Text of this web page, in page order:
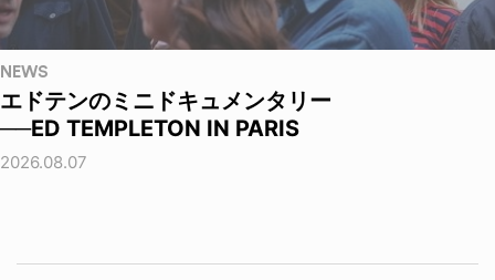
NEWS
エドテンのミニドキュメンタリー
──ED TEMPLETON IN PARIS
2026.08.07